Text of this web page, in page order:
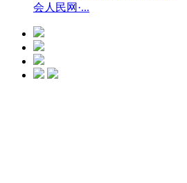
会人民网·...